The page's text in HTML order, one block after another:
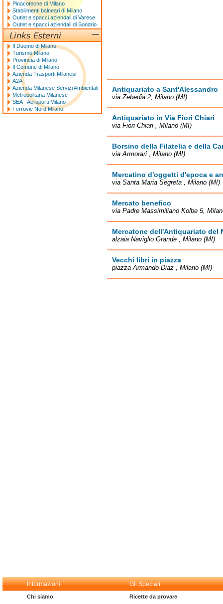
Antiquariato a Sant'Alessandro
via Zebedia 2, Milano (MI)
Antiquariato in Via Fiori Chiari
via Fiori Chiari , Milano (MI)
Borsino della Filatelia e della
via Armorari , Milano (MI)
Mercatino d'oggetti d'epoca e
via Santa Maria Segreta , Milano (MI)
Mercato benefico
via Padre Massimiliano Kolbe 5,
Mercatone dell'Antiquariato del
alzaia Naviglio Grande , Milano (MI)
Vecchi libri in piazza
piazza Armando Diaz , Milano (MI)
Pinacoteche di Milano
Stabilimenti balneari di Milano
Outlet e spacci aziendali di Varese
Outlet e spacci aziendali di Sondrio
Il Duomo di Milano
Turismo Milano
Provincia di Milano
Il Comune di Milano
Azienda Trasporti Milanesi
A2A
Azienda Milanese Servizi Ambientali
Metropolitana Milanese
SEA - Aeroporti Milano
Ferrovie Nord Milano
Informazioni Gli Speciali
Chi siamo Ricette da provare